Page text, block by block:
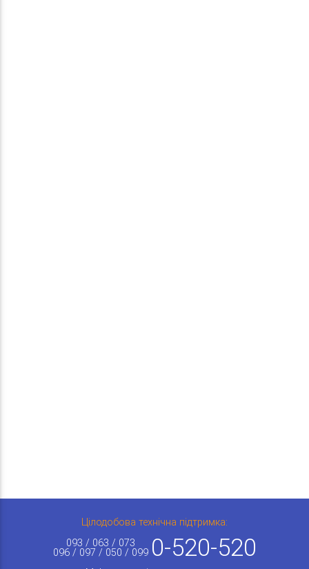
Цілодобова технічна підтримка:
093 / 063 / 073
096 / 097 / 050 / 099 0-520-520